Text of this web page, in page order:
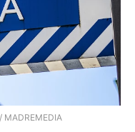
MADREMEDIA